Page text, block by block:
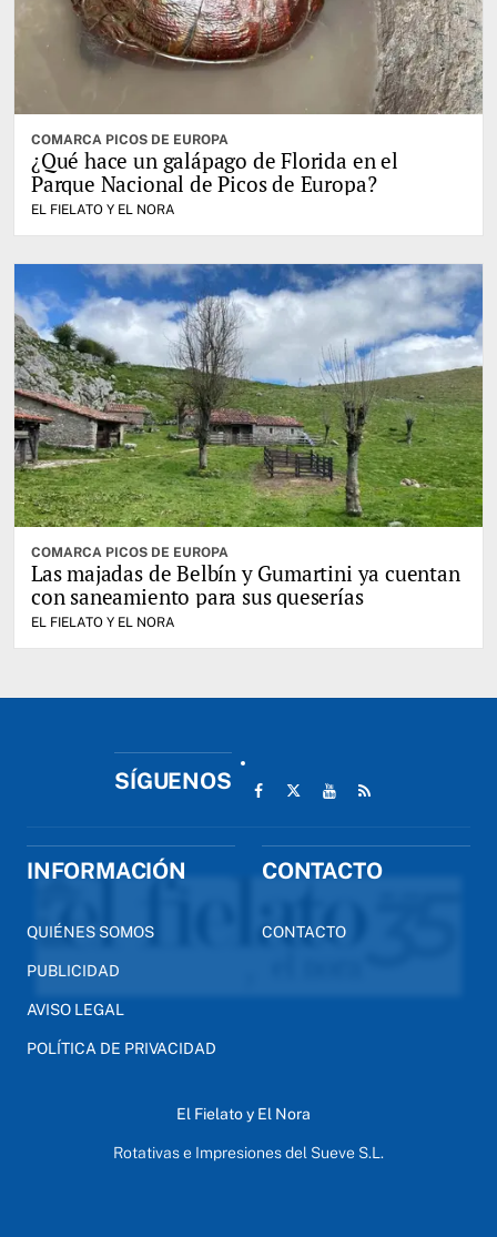
COMARCA PICOS DE EUROPA
¿Qué hace un galápago de Florida en el
Parque Nacional de Picos de Europa?
EL FIELATO Y EL NORA
COMARCA PICOS DE EUROPA
Las majadas de Belbín y Gumartini ya cuentan
con saneamiento para sus queserías
EL FIELATO Y EL NORA
SÍGUENOS
INFORMACIÓN
QUIÉNES SOMOS
PUBLICIDAD
AVISO LEGAL
POLÍTICA DE PRIVACIDAD
CONTACTO
CONTACTO
El Fielato y El Nora
Rotativas e Impresiones del Sueve S.L.